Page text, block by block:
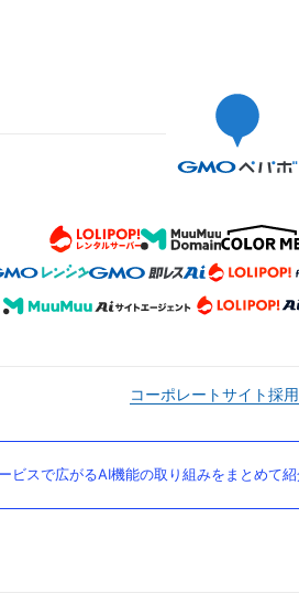
コーポレートサイト採
スで広がるAI機能の取り組みをまとめて紹